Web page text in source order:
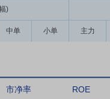
)
中单 小单 主力
市净率 ROE